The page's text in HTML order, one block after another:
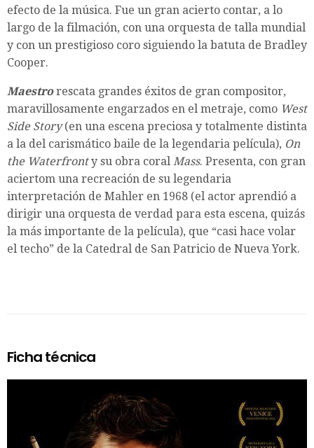
efecto de la música. Fue un gran acierto contar, a lo
largo de la filmación, con una orquesta de talla mundial
y con un prestigioso coro siguiendo la batuta de Bradley
Cooper.
Maestrorescata grandes éxitos de gran compositor,
maravillosamente engarzados en el metraje, como West
Side Story(en una escena preciosa y totalmente distinta
a la del carismático baile de la legendaria película), On
the Waterfronty su obra coral Mass. Presenta, con gran
aciertom una recreación de su legendaria
interpretación de Mahler en 1968 (el actor aprendió a
dirigir una orquesta de verdad para esta escena, quizás
la más importante de la película), que “casi hace volar
el techo” de la Catedral de San Patricio de Nueva York.
Ficha técnica